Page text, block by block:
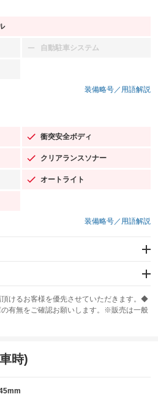
自動駐車システム
：装備なし
装備略号／用語解説
衝突安全ボディ
：装備あり
クリアランスソナー
：装備あり
オートライト
：装備あり
装備略号／用語解説
イド
ABS
頂けるお客様を優先させていただきます。◆
有無をご確認お願いします。※販売は一般
時)